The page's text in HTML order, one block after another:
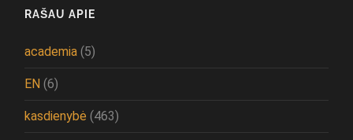
RAŠAU APIE
academia (5)
EN (6)
kasdienybė (463)